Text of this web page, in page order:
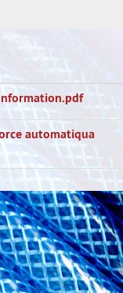
automatiqua